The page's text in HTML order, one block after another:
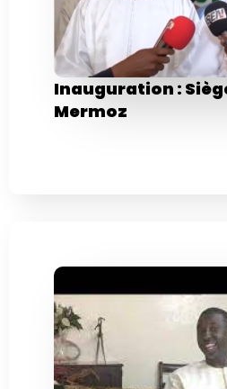
Inauguration :
Mermoz